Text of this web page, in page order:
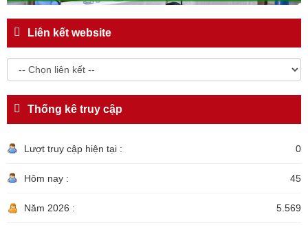
Liên kết website
Thống kê truy cập
Lượt truy cập hiện tại : 0
Hôm nay : 45
Năm 2026 : 5.569